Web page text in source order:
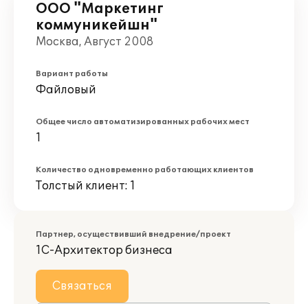
ООО "Маркетинг
коммуникейшн"
Москва, Август 2008
Вариант работы
Файловый
Общее число автоматизированных рабочих мест
1
Количество одновременно работающих клиентов
Толстый клиент: 1
Партнер, осуществивший внедрение/проект
1С-Архитектор бизнеса
Связаться